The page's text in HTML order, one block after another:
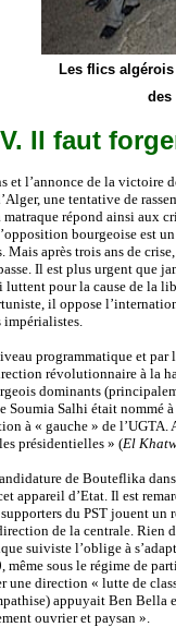
Les flics
des
Il faut
et l’annonce de la
une tentative de
répond ainsi aux
bourgeoise est
Mais après trois ans de
Il est plus urgent que
pour la cause de la
il oppose
impérialistes.
programmatique et
révolutionnaire à la
dominants
Soumia Salhi était nommé
à « gauche » de
présidentielles » (El
de Bouteflika
appareil d’Etat. Il est
du PST jouent
de la centrale. Rien
suiviste l’oblige à
même sous le régime de
une direction « lutte de
appuyait Ben Bella
ouvrier et paysan ».